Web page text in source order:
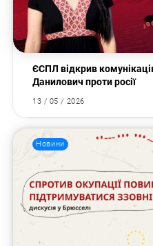
ЄСПЛ відкрив
Данилович проти росії
13 / 05 / 2026
Новини